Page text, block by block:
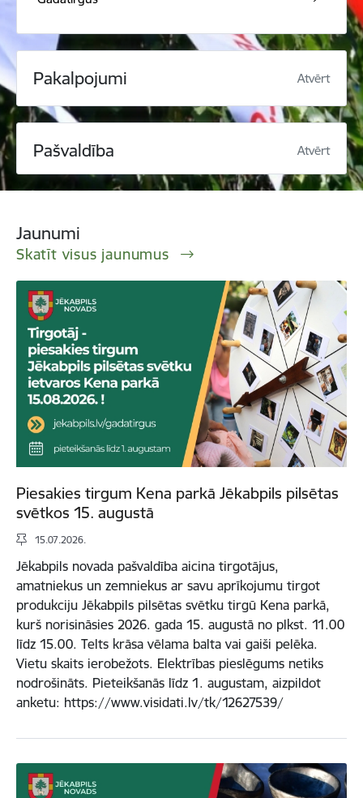
Pakalpojumi Atvērt
Pašvaldība Atvērt
Jaunumi
Skatīt visus jaunumus
Piesakies tirgum Kena parkā Jēkabpils pilsētas
svētkos 15. augustā
15.07.2026.
Jēkabpils novada pašvaldība aicina tirgotājus,
amatniekus un zemniekus ar savu aprīkojumu tirgot
produkciju Jēkabpils pilsētas svētku tirgū Kena parkā,
kurš norisināsies 2026. gada 15. augustā no plkst. 11.00
līdz 15.00. Telts krāsa vēlama balta vai gaiši pelēka.
Vietu skaits ierobežots. Elektrības pieslēgums netiks
nodrošināts. Pieteikšanās līdz 1. augustam, aizpildot
anketu: https://www.visidati.lv/tk/12627539/